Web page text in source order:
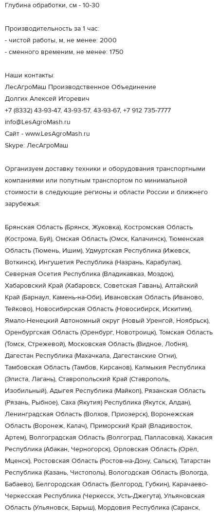
Глубина обработки, см - 10-30
Производительность за 1 час:
- чистой работы, м, не менее: 2000
- сменного временим, не менее: 1750
Наши контакты:
ЛесАгроМаш Производственное Объединение
Долгих Алексей Игоревич
+7 (8332) 43-93-47, 43-93-57, 43-93-67, +7 912 735-7777
info@LesAgroMash.ru
Сайт - www.LesAgroMash.ru
Skype: ЛесАгроМаш
Организуем доставку техники и оборудования транспортными
компаниями или попутным транспортом по минимальной
стоимости в следующие регионы и области России и ближнего
зарубежья:
Брянская Область (Брянск, Жуковка), Костромская Область
(Кострома, Буй), Омская Область (Омск, Калачинск), Тюменская
Область (Тюмень, Ишим), Удмуртская Республика (Ижевск,
Воткинск), Ингушетия Республика (Назрань, Карабулак),
Северная Осетия Республика (Владикавказ, Моздок),
Хабаровский Край (Хабаровск, Советская Гавань), Алтайский
Край (Барнаул, Камень-на-Оби), Ивановская Область (Иваново,
Тейково), Новосибирская Область (Новосибирск, Искитим),
Ямало-Ненецкий Автономный округ (Новый Уренгой, Ноябрьск),
Оренбургская Область (Оренбург, Новотроицк), Томская Область
(Томск, Стрежевой), Московская Область (Видное, Лобня),
Дагестан Республика (Махачкала, Дагестанские Огни),
Тамбовская Область (Тамбов, Кирсанов), Калмыкия Республика
(Элиста, Лагань), Ставропольский Край (Ставрополь,
Изобильный), Адыгея Республика (Майкоп), Рязанская Область
(Рязань, Рыбное), Саха (Якутия) Республика (Якутск, Алдан),
Ленинградская Область (Волхов, Приозерск), Воронежская
Область (Воронеж, Калач), Приморский Край (Владивосток,
Артем), Волгоградская Область (Волгоград, Палласовка), Хакасия
Республика (Абакан, Черногорск), Орловская Область (Орёл,
Мценск), Ростовская Область (Ростов-на-Дону, Сальск), Татарстан
Республика (Казань, Чистополь), Вологодская Область (Вологда,
Бабаево), Белгородская Область (Белгород, Губкин), Карачаево-
Черкесская Республика (Черкесск, Усть-Джегута), Ульяновская
Область (Ульяновск, Барыш), Мордовия Республика (Саранск,